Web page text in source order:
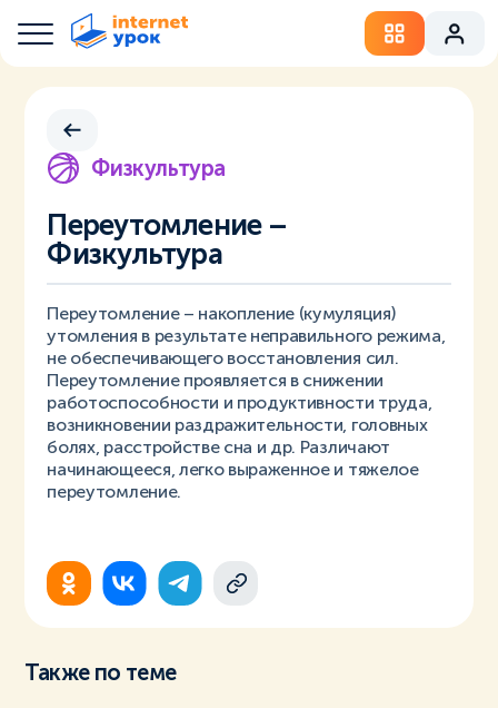
Физкультура
Переутомление –
Физкультура
Переутомление – накопление (кумуляция)
утомления в результате неправильного режима,
не обеспечивающего восстановления сил.
Переутомление проявляется в снижении
работоспособности и продуктивности труда,
возникновении раздражительности, головных
болях, расстройстве сна и др. Различают
начинающееся, легко выраженное и тяжелое
переутомление.
Также по теме